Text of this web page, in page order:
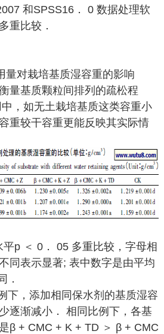
和SPSS16． 0 数据处理软
重比较．
量对栽培基质湿容重的影响
量基质颗粒间排列的疏松程
，如无土栽培基质这类容重小
重较干容重更能反映其实际情
p ＜ 0． 05 多重比较，字母相
同表示显著; 表中数字是由平均
．
下，添加相同保水剂的基质湿容
逐渐减小． 相同比例下，各基
β + CMC + K + TD ＞ β + CMC